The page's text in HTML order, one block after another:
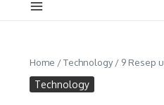
Home /Technology/ 9 Resep
Technology